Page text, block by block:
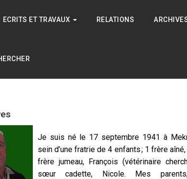
ECRITS ET TRAVAUX RELATIONS
Je suis né le 17 septembre 1941 à
sein d’une fratrie de 4 enfants ; 1 frère
frère jumeau, François (vétérinaire
sœur cadette, Nicole. Mes parents,